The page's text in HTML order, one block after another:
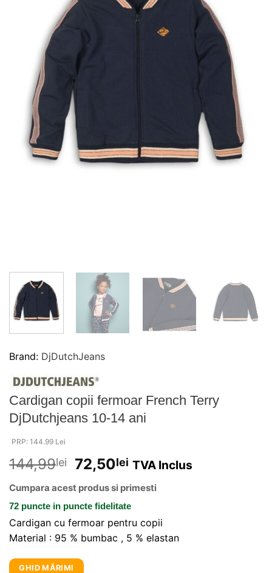
Brand: DjDutchJeans
Cardigan copii fermoar French Terry
DjDutchjeans 10-14 ani
PRP: 144.99 Lei
144,99lei 72,50lei TVA Inclus
Cumpara acest produs si primesti
72 puncte in puncte fidelitate
Cardigan cu fermoar pentru copii
Material : 95 % bumbac , 5 % elastan
GHID MĂRIMI